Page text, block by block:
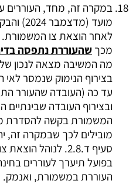
במקרה זה, מחד, העוררים
מועד
לאחר הוצאת צו
מכך שהעוררת נתפסה
מה המשיבה מצאה לנכון
בצירוף הנימוק שנמסר
ובצירוף העובדה שבינתיים
המשמורת בקשה להסדרת
מובילים לכך שבמקרה זה,
סעיף ד.2.8. לנוהל
בפועל תיערך לעוררים
העוררת במשמורת, ואנמק.